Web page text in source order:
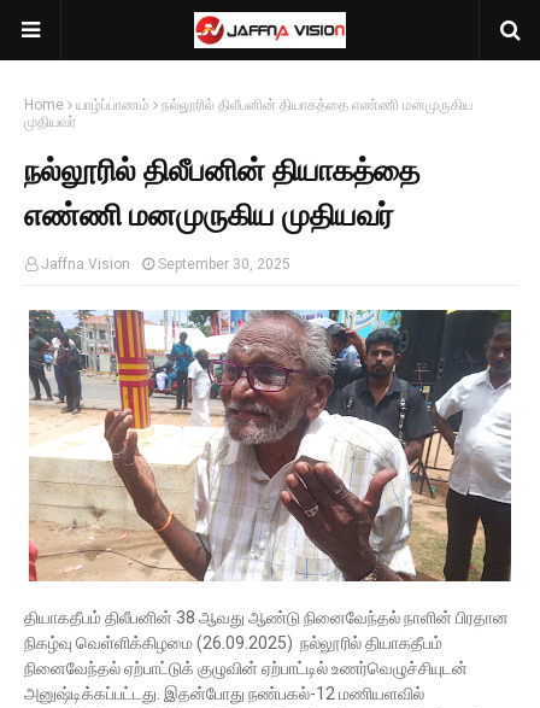
Home யாழ்ப்பாணம்
நல்லூரில் திலீபனின் தியாகத்தை எண்ணி மனமுருகிய
முதியவர்
நல்லூரில் திலீபனின் தியாகத்தை
எண்ணி மனமுருகிய முதியவர்
Jaffna Vision September 30, 2025
தியாகதீபம் திலீபனின் 38 ஆவது ஆண்டு நினைவேந்தல் நாளின் பிரதான
நிகழ்வு வெள்ளிக்கிழமை (26.09.2025) நல்லூரில் தியாகதீபம்
நினைவேந்தல் ஏற்பாட்டுக் குழுவின் ஏற்பாட்டில் உணர்வெழுச்சியுடன்
அனுஷ்டிக்கப்பட்டது. இதன்போது நண்பகல்-12 மணியளவில்